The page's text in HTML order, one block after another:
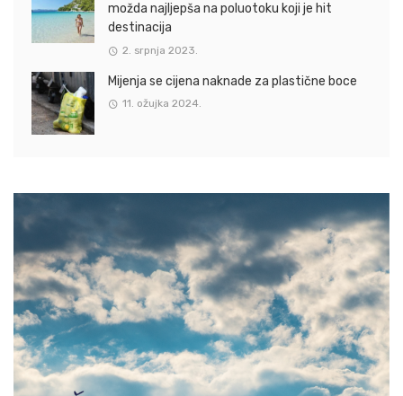
možda najljepša na poluotoku koji je hit
destinacija
2. srpnja 2023.
Mijenja se cijena naknade za plastične boce
11. ožujka 2024.